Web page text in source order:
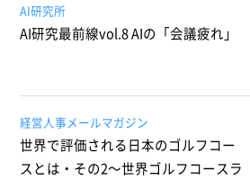
AI研究所
AI研究最前線vol.8 AIの「会議疲れ」
経営人事メールマガジン
世界で評価される日本のゴルフコー
スとは・その2～世界ゴルフコースラ